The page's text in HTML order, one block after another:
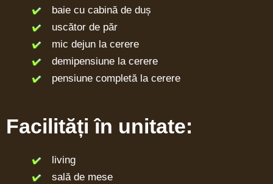
baie cu cabină de duș
uscător de păr
mic dejun la cerere
demipensiune la cerere
pensiune completă la cerere
Facilități în unitate:
living
sală de mese